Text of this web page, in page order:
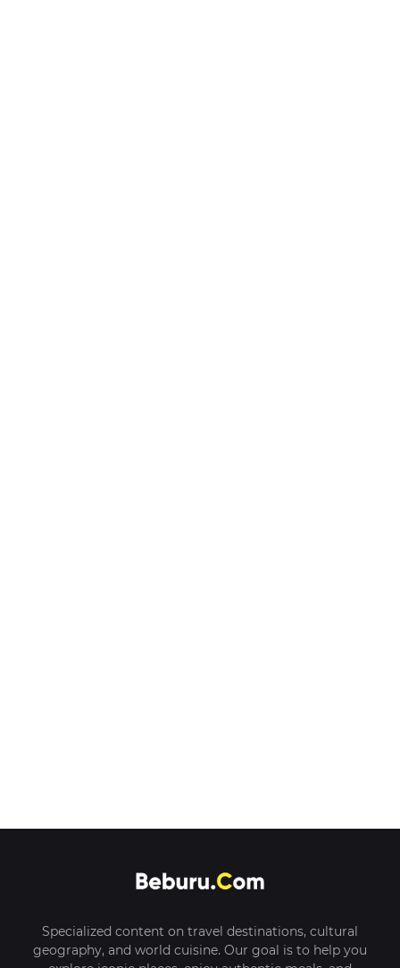
Specialized content on travel destinations, cultural
geography, and world cuisine. Our goal is to help you